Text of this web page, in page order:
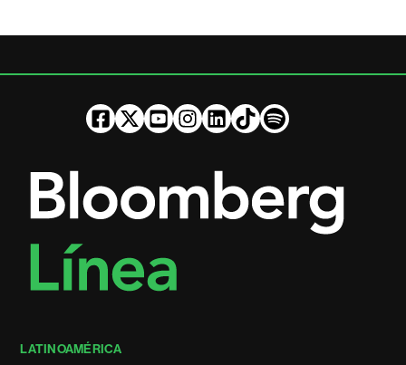
LATINOAMÉRICA